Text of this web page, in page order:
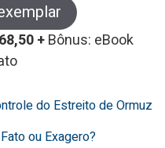
68,50 +Bônus: eBook
do Estreito de Ormuz
ou Exagero?